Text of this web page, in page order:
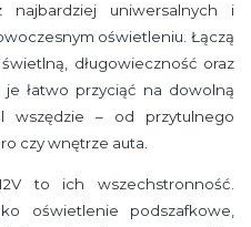
uniwersalnych i
oświetleniu. Łączą
długowieczność oraz
łatwo przyciąć na dowolną
wszędzie – od przytulnego
czy wnętrze auta.
to ich wszechstronność.
oświetlenie podszafkowe,